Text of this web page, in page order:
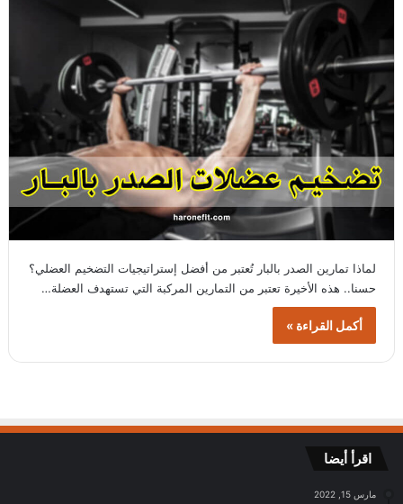
لماذا تمارين الصدر بالبار تُعتبر من أفضل إستراتيجيات التضخيم العضلي؟
حسنا.. هذه الأخيرة تعتبر من التمارين المركبة التي تستهدف العضلة…
أكمل القراءة »
اقرأ أيضا
مارس 15, 2022